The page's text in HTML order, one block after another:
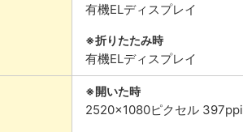
有機ELディスプレイ
折りたたみ時
有機ELディスプレイ
開いた時
2520×1080ピクセル 397ppi